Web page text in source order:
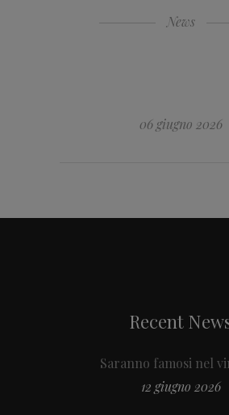
News
06 giugno 2026
Recent
Saranno famosi nel
12 giugno 2026